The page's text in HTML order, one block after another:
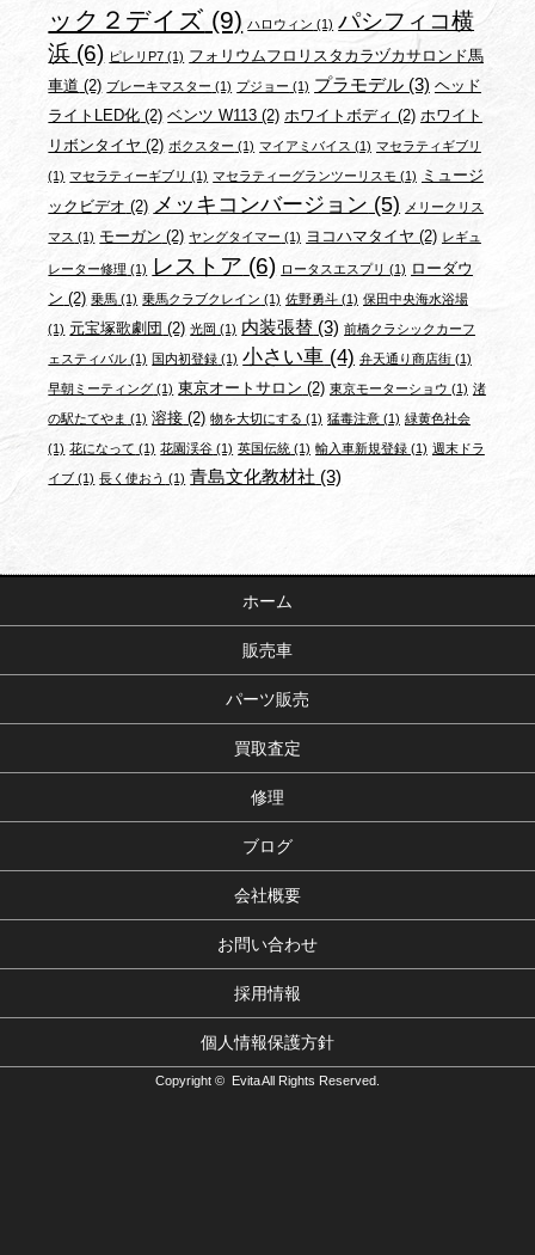
ック２デイズ (9) ハロウィン (1) パシフィコ横
浜 (6) ピレリP7 (1) フォリウムフロリスタカラヅカサロンド馬
車道 (2) ブレーキマスター (1) プジョー (1) プラモデル (3) ヘッド
ライトLED化 (2) ベンツ W113 (2) ホワイトボディ (2) ホワイト
リボンタイヤ (2) ボクスター (1) マイアミバイス (1) マセラティギブリ
(1) マセラティーギブリ (1) マセラティーグランツーリスモ (1)
ミュージ
ックビデオ (2) メッキコンバージョン (5) メリークリス
マス (1) モーガン (2) ヤングタイマー (1) ヨコハマタイヤ (2) レギュ
レーター修理 (1) レストア (6) ロータスエスプリ (1) ローダウ
ン (2) 乗馬 (1) 乗馬クラブクレイン (1) 佐野勇斗 (1) 保田中央海水浴場
(1) 元宝塚歌劇団 (2) 光岡 (1) 内装張替 (3) 前橋クラシックカーフ
ェスティバル (1) 国内初登録 (1) 小さい車 (4) 弁天通り商店街(1)
早朝ミーティング (1) 東京オートサロン (2) 東京モーターショウ (1) 渚
の駅たてやま (1) 溶接 (2) 物を大切にする (1) 猛毒注意 (1) 緑黄色社会
(1) 花になって (1) 花園渓谷 (1) 英国伝統 (1) 輸入車新規登録(1) 週末ドラ
イブ (1) 長く使おう (1) 青島文化教材社 (3)
ホーム
販売車
パーツ販売
買取査定
修理
ブログ
会社概要
お問い合わせ
採用情報
個人情報保護方針
Copyright © Evita All Rights Reserved.